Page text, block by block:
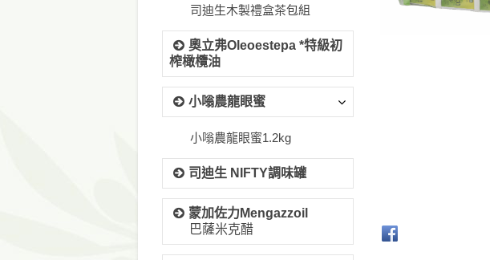
司迪生木製禮盒茶包組
奧立弗Oleoestepa *特級初
榨橄欖油
小嗡農龍眼蜜
小嗡農龍眼蜜1.2kg
司迪生 NIFTY調味罐
蒙加佐力Mengazzoil
巴薩米克醋